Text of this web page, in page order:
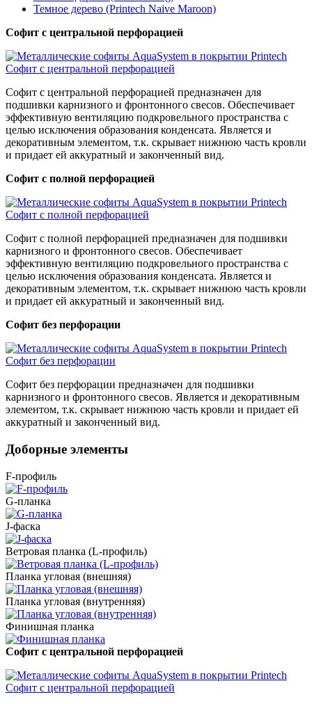
Темное дерево (Printech Naive Maroon)
Софит с центральной перфорацией
Софит с центральной перфорацией предназначен для
подшивки карнизного и фронтонного свесов. Обеспечивает
эффективную вентиляцию подкровельного пространства с
целью исключения образования конденсата. Является и
декоративным элементом, т.к. скрывает нижнюю часть кровли
и придает ей аккуратный и законченный вид.
Софит с полной перфорацией
Софит с полной перфорацией предназначен для подшивки
карнизного и фронтонного свесов. Обеспечивает
эффективную вентиляцию подкровельного пространства с
целью исключения образования конденсата. Является и
декоративным элементом, т.к. скрывает нижнюю часть кровли
и придает ей аккуратный и законченный вид.
Софит без перфорации
Софит без перфорации предназначен для подшивки
карнизного и фронтонного свесов. Является и декоративным
элементом, т.к. скрывает нижнюю часть кровли и придает ей
аккуратный и законченный вид.
Доборные элементы
F-профиль
G-планка
J-фаска
Ветровая планка (L-профиль)
Планка угловая (внешняя)
Планка угловая (внутренняя)
Финишная планка
Софит с центральной перфорацией